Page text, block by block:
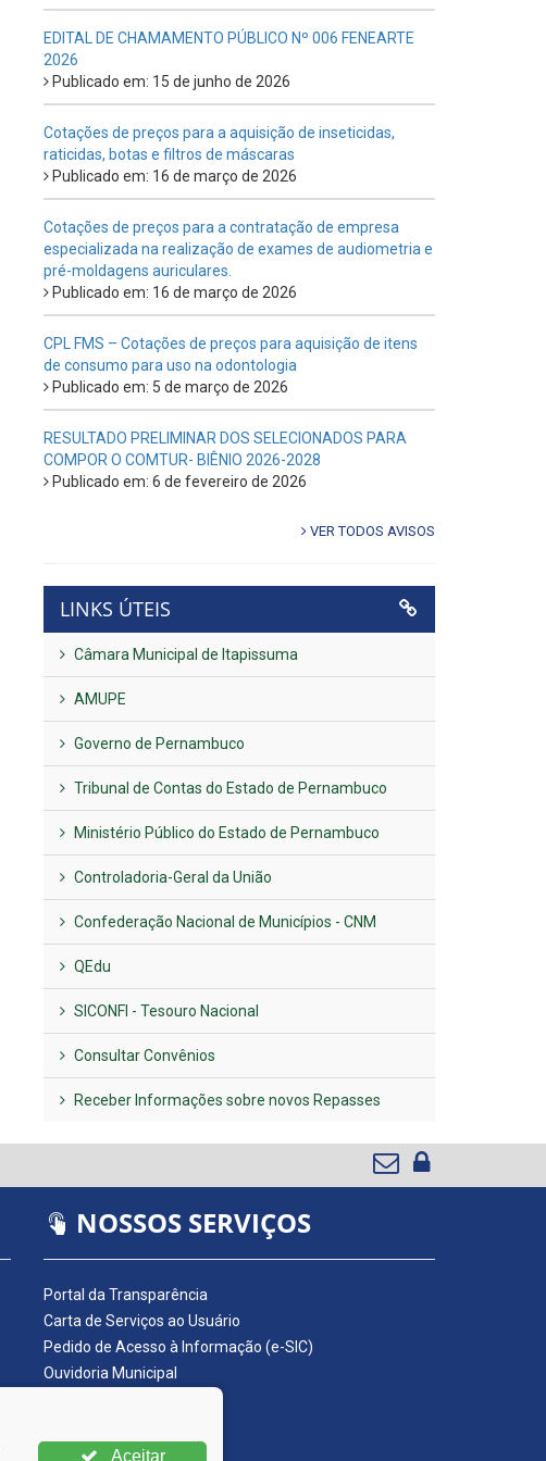
EDITAL DE CHAMAMENTO PÚBLICO Nº 006 FENEARTE
2026
Publicado em: 15 de junho de 2026
Cotações de preços para a aquisição de inseticidas,
raticidas, botas e filtros de máscaras
Publicado em: 16 de março de 2026
Cotações de preços para a contratação de empresa
especializada na realização de exames de audiometria e
pré-moldagens auriculares.
Publicado em: 16 de março de 2026
CPL FMS – Cotações de preços para aquisição de itens
de consumo para uso na odontologia
Publicado em: 5 de março de 2026
RESULTADO PRELIMINAR DOS SELECIONADOS PARA
COMPOR O COMTUR- BIÊNIO 2026-2028
Publicado em: 6 de fevereiro de 2026
VER TODOS AVISOS
LINKS ÚTEIS
Câmara Municipal de Itapissuma
AMUPE
Governo de Pernambuco
Tribunal de Contas do Estado de Pernambuco
Ministério Público do Estado de Pernambuco
Controladoria-Geral da União
Confederação Nacional de Municípios - CNM
QEdu
SICONFI - Tesouro Nacional
Consultar Convênios
Receber Informações sobre novos Repasses
NOSSOS SERVIÇOS
Portal da Transparência
Carta de Serviços ao Usuário
Pedido de Acesso à Informação (e-SIC)
Ouvidoria Municipal
Nota Fiscal Eletrônica
Aceitar